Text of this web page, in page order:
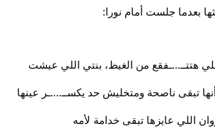
بعدما جلست أمام نورا:
هتتــ...ـفقع من الغيظ، بنتي اللي عيشت
أنها تبقى ناصحة ومتخليش حد يكســ....ـر عينها
اللي عايزها تبقى خدامة لأمه